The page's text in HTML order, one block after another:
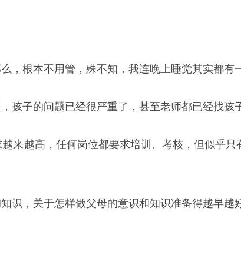
，根本不用管，殊不知，我连晚上睡觉其实都有
孩子的问题已经很严重了，甚至老师都已经找孩
来越高，任何岗位都要求培训、考核，但似乎
识，关于怎样做父母的意识和知识准备得越早越